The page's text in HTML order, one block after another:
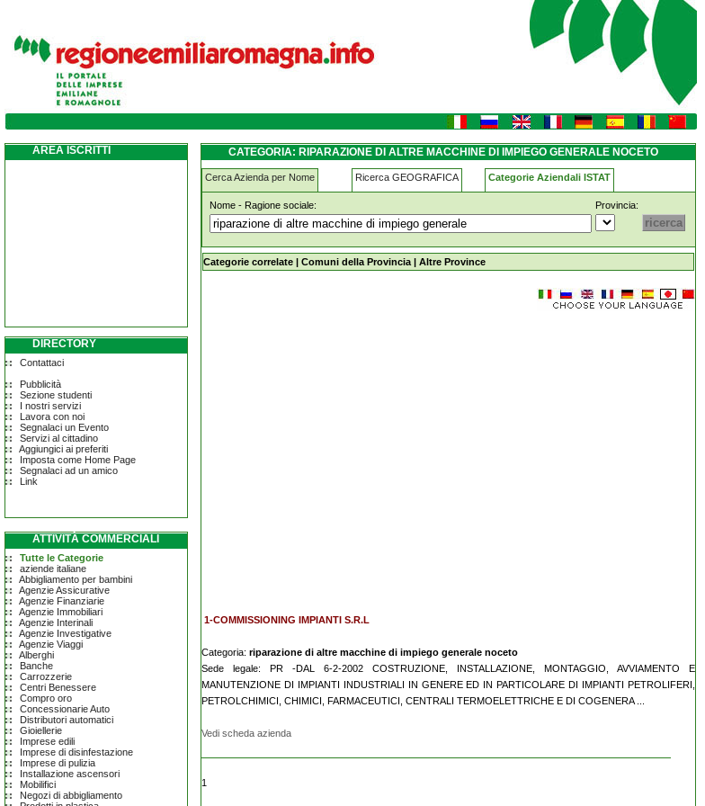
riparazione-di-altre-macchine-di-impiego-generale noceto
AREA ISCRITTI
DIRECTORY
Contattaci
Pubblicità
Sezione studenti
I nostri servizi
Lavora con noi
Segnalaci un Evento
Servizi al cittadino
Aggiungici ai preferiti
Imposta come Home Page
Segnalaci ad un amico
Link
ATTIVITÀ COMMERCIALI
Tutte le Categorie
aziende italiane
Abbigliamento per bambini
Agenzie Assicurative
Agenzie Finanziarie
Agenzie Immobiliari
Agenzie Interinali
Agenzie Investigative
Agenzie Viaggi
Alberghi
Banche
Carrozzerie
Centri Benessere
Compro oro
Concessionarie Auto
Distributori automatici
Gioiellerie
Imprese edili
Imprese di disinfestazione
Imprese di pulizia
Installazione ascensori
Mobilifici
Negozi di abbigliamento
CATEGORIA: RIPARAZIONE DI ALTRE MACCHINE DI IMPIEGO GENERALE NOCETO
Cerca Azienda per Nome Ricerca GEOGRAFICA Categorie Aziendali ISTAT
Nome - Ragione sociale: Provincia:
riparazione-di-altre-macchine-di-impiego-generale noceto
Categorie correlate | Comuni della Provincia | Altre Province
1-COMMISSIONING IMPIANTI S.R.L
Categoria: riparazione di altre macchine di impiego generale noceto
Sede legale: PR -DAL 6-2-2002 COSTRUZIONE, INSTALLAZIONE, MONTAGGIO, AVVIAMENTO E
MANUTENZIONE DI IMPIANTI INDUSTRIALI IN GENERE ED IN PARTICOLARE DI IMPIANTI PETROLIFERI,
PETROLCHIMICI, CHIMICI, FARMACEUTICI, CENTRALI TERMOELETTRICHE E DI COGENERA ...
Vedi scheda azienda
1